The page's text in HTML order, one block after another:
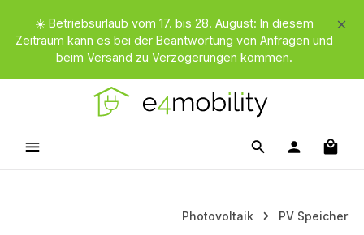
Zum Hauptinhalt springen
☀️ Betriebsurlaub vom 17. bis 28. August: In diesem
Zeitraum kann es bei der Beantwortung von Anfragen und
beim Versand zu Verzögerungen kommen.
Photovoltaik PV Speicher